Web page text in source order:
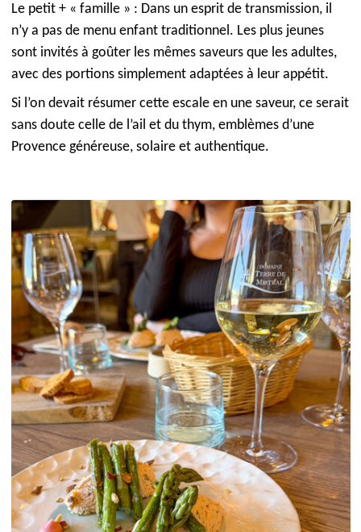
Le petit + « famille » : Dans un esprit de transmission, il
n’y a pas de menu enfant traditionnel. Les plus jeunes
sont invités à goûter les mêmes saveurs que les adultes,
avec des portions simplement adaptées à leur appétit.
Si l’on devait résumer cette escale en une saveur, ce serait
sans doute celle de l’ail et du thym, emblèmes d’une
Provence généreuse, solaire et authentique.